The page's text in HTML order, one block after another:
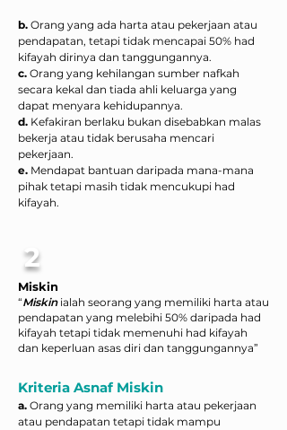
b. Orang yang ada harta atau pekerjaan atau
pendapatan, tetapi tidak mencapai 50% had
kifayah dirinya dan tanggungannya.
c. Orang yang kehilangan sumber nafkah
secara kekal dan tiada ahli keluarga yang
dapat menyara kehidupannya.
d. Kefakiran berlaku bukan disebabkan malas
bekerja atau tidak berusaha mencari
pekerjaan.
e. Mendapat bantuan daripada mana-mana
pihak tetapi masih tidak mencukupi had
kifayah.
2
Miskin
“Miskinialah seorang yang memiliki harta atau
pendapatan yang melebihi 50% daripada had
kifayah tetapi tidak memenuhi had kifayah
dan keperluan asas diri dan tanggungannya”
Kriteria Asnaf Miskin
a. Orang yang memiliki harta atau pekerjaan
atau pendapatan tetapi tidak mampu